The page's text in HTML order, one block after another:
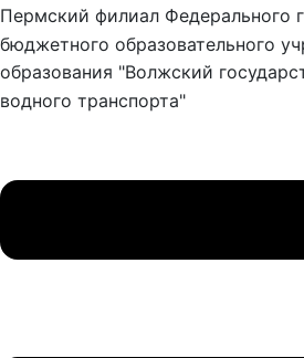
Пермский филиал Федерального
бюджетного образовательного
образования "Волжский
водного транспорта"